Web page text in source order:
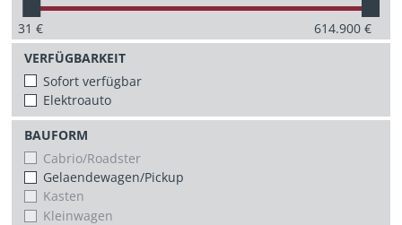
31 € 614.900€
VERFÜGBARKEIT
Sofort verfügbar
Elektroauto
BAUFORM
Cabrio/Roadster
Gelaendewagen/Pickup
Kasten
Kleinwagen